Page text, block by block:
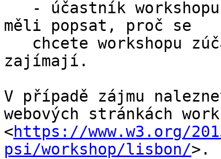
měli popsat, proč se
zajímají.
V případě zájmu
webových stránkách
<https://www.w3.org/
psi/workshop/lisbon/>.